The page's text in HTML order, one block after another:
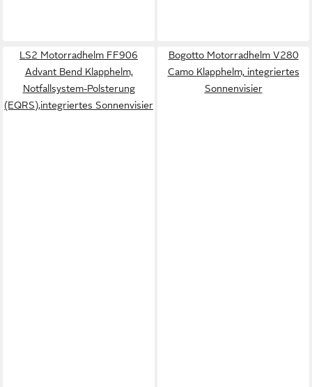
LS2 Motorradhelm FF906
Advant Bend Klapphelm,
Notfallsystem-Polsterung
(EQRS),integriertes Sonnenvisier
Bogotto Motorradhelm V280
Camo Klapphelm, integriertes
Sonnenvisier